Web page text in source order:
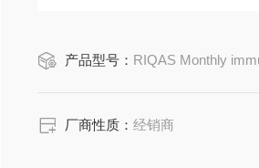
产品型号： RIQAS Monthly
厂商性质：经销商